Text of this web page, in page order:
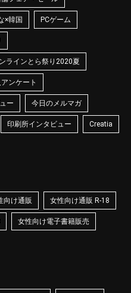
×韓国 PCゲーム
ラインとら祭り2020夏
アンケート
ー 今日のメルマガ
印刷所インタビュー Creatia
向け通販 女性向け通販 R-18
女性向け電子書籍販売